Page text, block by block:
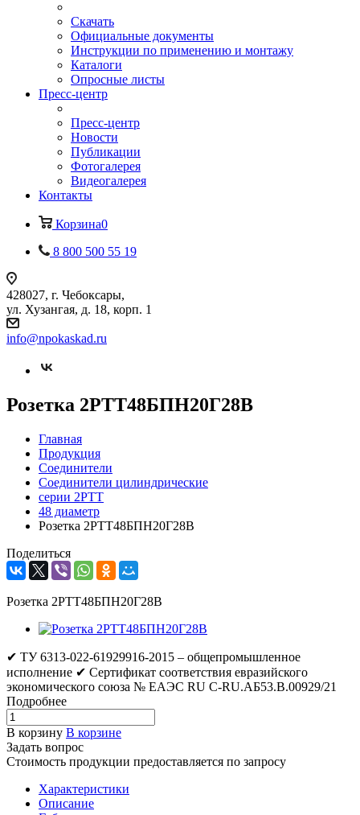
Скачать
Официальные документы
Инструкции по применению и монтажу
Каталоги
Опросные листы
Пресс-центр
Пресс-центр
Новости
Публикации
Фотогалерея
Видеогалерея
Контакты
Корзина0
8 800 500 55 19
428027, г. Чебоксары,
ул. Хузангая, д. 18, корп. 1
info@npokaskad.ru
Розетка 2РТТ48БПН20Г28В
Главная
Продукция
Соединители
Соединители цилиндрические
серии 2РТТ
48 диаметр
Розетка 2РТТ48БПН20Г28В
Поделиться
Розетка 2РТТ48БПН20Г28В
✔ ТУ 6313-022-61929916-2015 – общепромышленное
исполнение ✔ Сертификат соответствия евразийского
экономического союза № ЕАЭС RU C-RU.АБ53.В.00929/21
Подробнее
В корзину В корзине
Задать вопрос
Стоимость продукции предоставляется по запросу
Характеристики
Описание